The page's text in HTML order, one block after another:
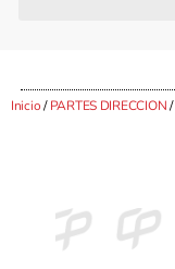
Inicio/PARTES DIRECCION/